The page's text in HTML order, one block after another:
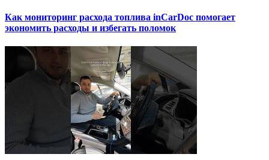
Как мониторинг расхода топлива inCarDoc помогает
экономить расходы и избегать поломок